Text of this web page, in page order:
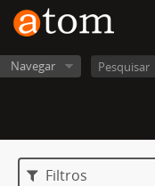
Navegar
Filtros